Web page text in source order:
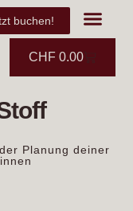
buchen!
CHF0.00
Planung deiner